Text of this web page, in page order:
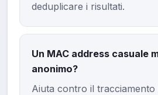
deduplicare i risultati.
Un MAC address casuale
anonimo?
Aiuta contro il tracciamento